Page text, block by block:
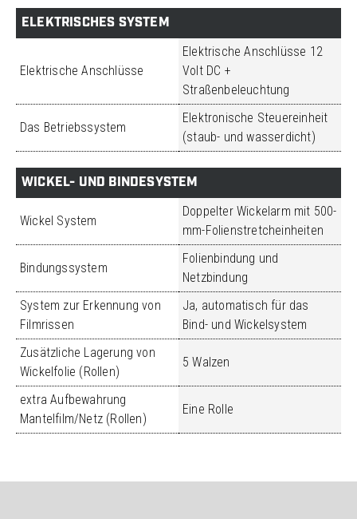
ELEKTRISCHES SYSTEM
Elektrische Anschlüsse
Elektrische Anschlüsse 12
Volt DC +
Straßenbeleuchtung
Das Betriebssystem
Elektronische Steuereinheit
(staub- und wasserdicht)
WICKEL- UND BINDESYSTEM
Wickel System
Doppelter Wickelarm mit 500-
mm-Folienstretcheinheiten
Bindungssystem
Folienbindung und
Netzbindung
System zur Erkennung von
Filmrissen
Ja, automatisch für das
Bind- und Wickelsystem
Zusätzliche Lagerung von
Wickelfolie (Rollen)
5 Walzen
extra Aufbewahrung
Mantelfilm/Netz (Rollen)
Eine Rolle